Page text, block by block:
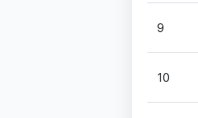
9
10